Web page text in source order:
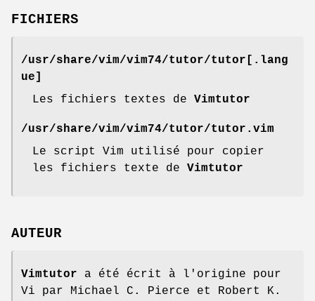
FICHIERS
/usr/share/vim/vim74/tutor/tutor[.lang
ue]
Les fichiers textes de Vimtutor
/usr/share/vim/vim74/tutor/tutor.vim
Le script Vim utilisé pour copier
les fichiers texte de Vimtutor
AUTEUR
Vimtutor a été écrit à l'origine pour
Vi par Michael C. Pierce et Robert K.